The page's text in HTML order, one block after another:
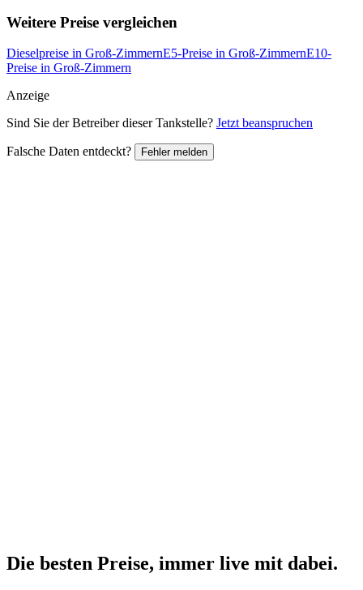
Weitere Preise vergleichen
Dieselpreise in Groß-ZimmernE5-Preise in Groß-ZimmernE10-
Preise in Groß-Zimmern
Anzeige
Sind Sie der Betreiber dieser Tankstelle? Jetzt beanspruchen
Falsche Daten entdeckt? Fehler melden
Die besten Preise, immer live mit dabei.